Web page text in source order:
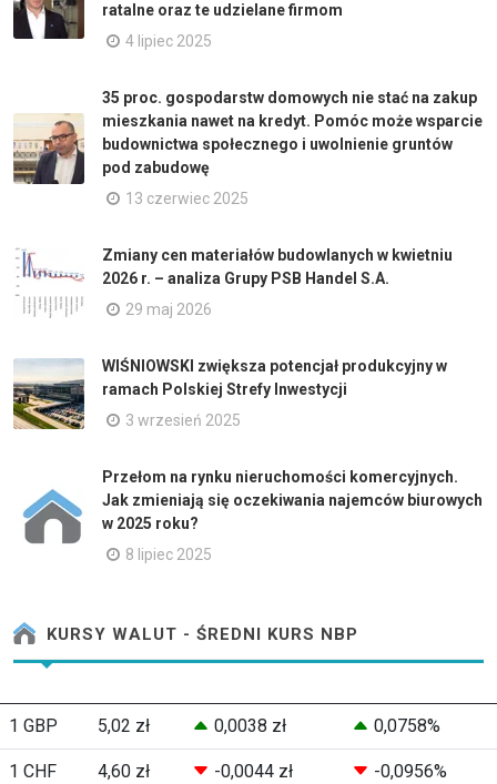
ratalne oraz te udzielane firmom
4 lipiec 2025
35 proc. gospodarstw domowych nie stać na zakup
mieszkania nawet na kredyt. Pomóc może wsparcie
budownictwa społecznego i uwolnienie gruntów
pod zabudowę
13 czerwiec 2025
Zmiany cen materiałów budowlanych w kwietniu
2026 r. – analiza Grupy PSB Handel S.A.
29 maj 2026
WIŚNIOWSKI zwiększa potencjał produkcyjny w
ramach Polskiej Strefy Inwestycji
3 wrzesień 2025
Przełom na rynku nieruchomości komercyjnych.
Jak zmieniają się oczekiwania najemców biurowych
w 2025 roku?
8 lipiec 2025
KURSY WALUT - ŚREDNI KURS NBP
1 GBP 5,02 zł 0,0038 zł 0,0758%
1 CHF 4,60 zł -0,0044 zł -0,0956%